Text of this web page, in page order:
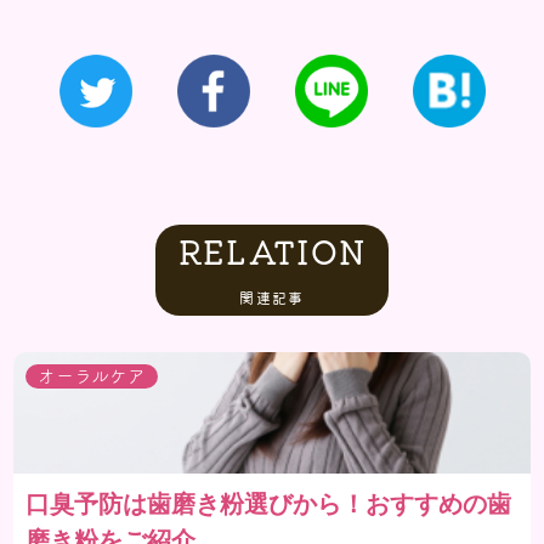
RELATION
関連記事
オーラルケア
口臭予防は歯磨き粉選びから！おすすめの歯